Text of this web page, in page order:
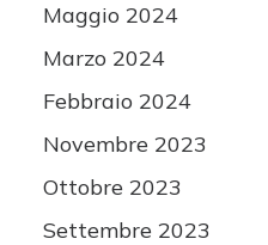
Maggio 2024
Marzo 2024
Febbraio 2024
Novembre 2023
Ottobre 2023
Settembre 2023